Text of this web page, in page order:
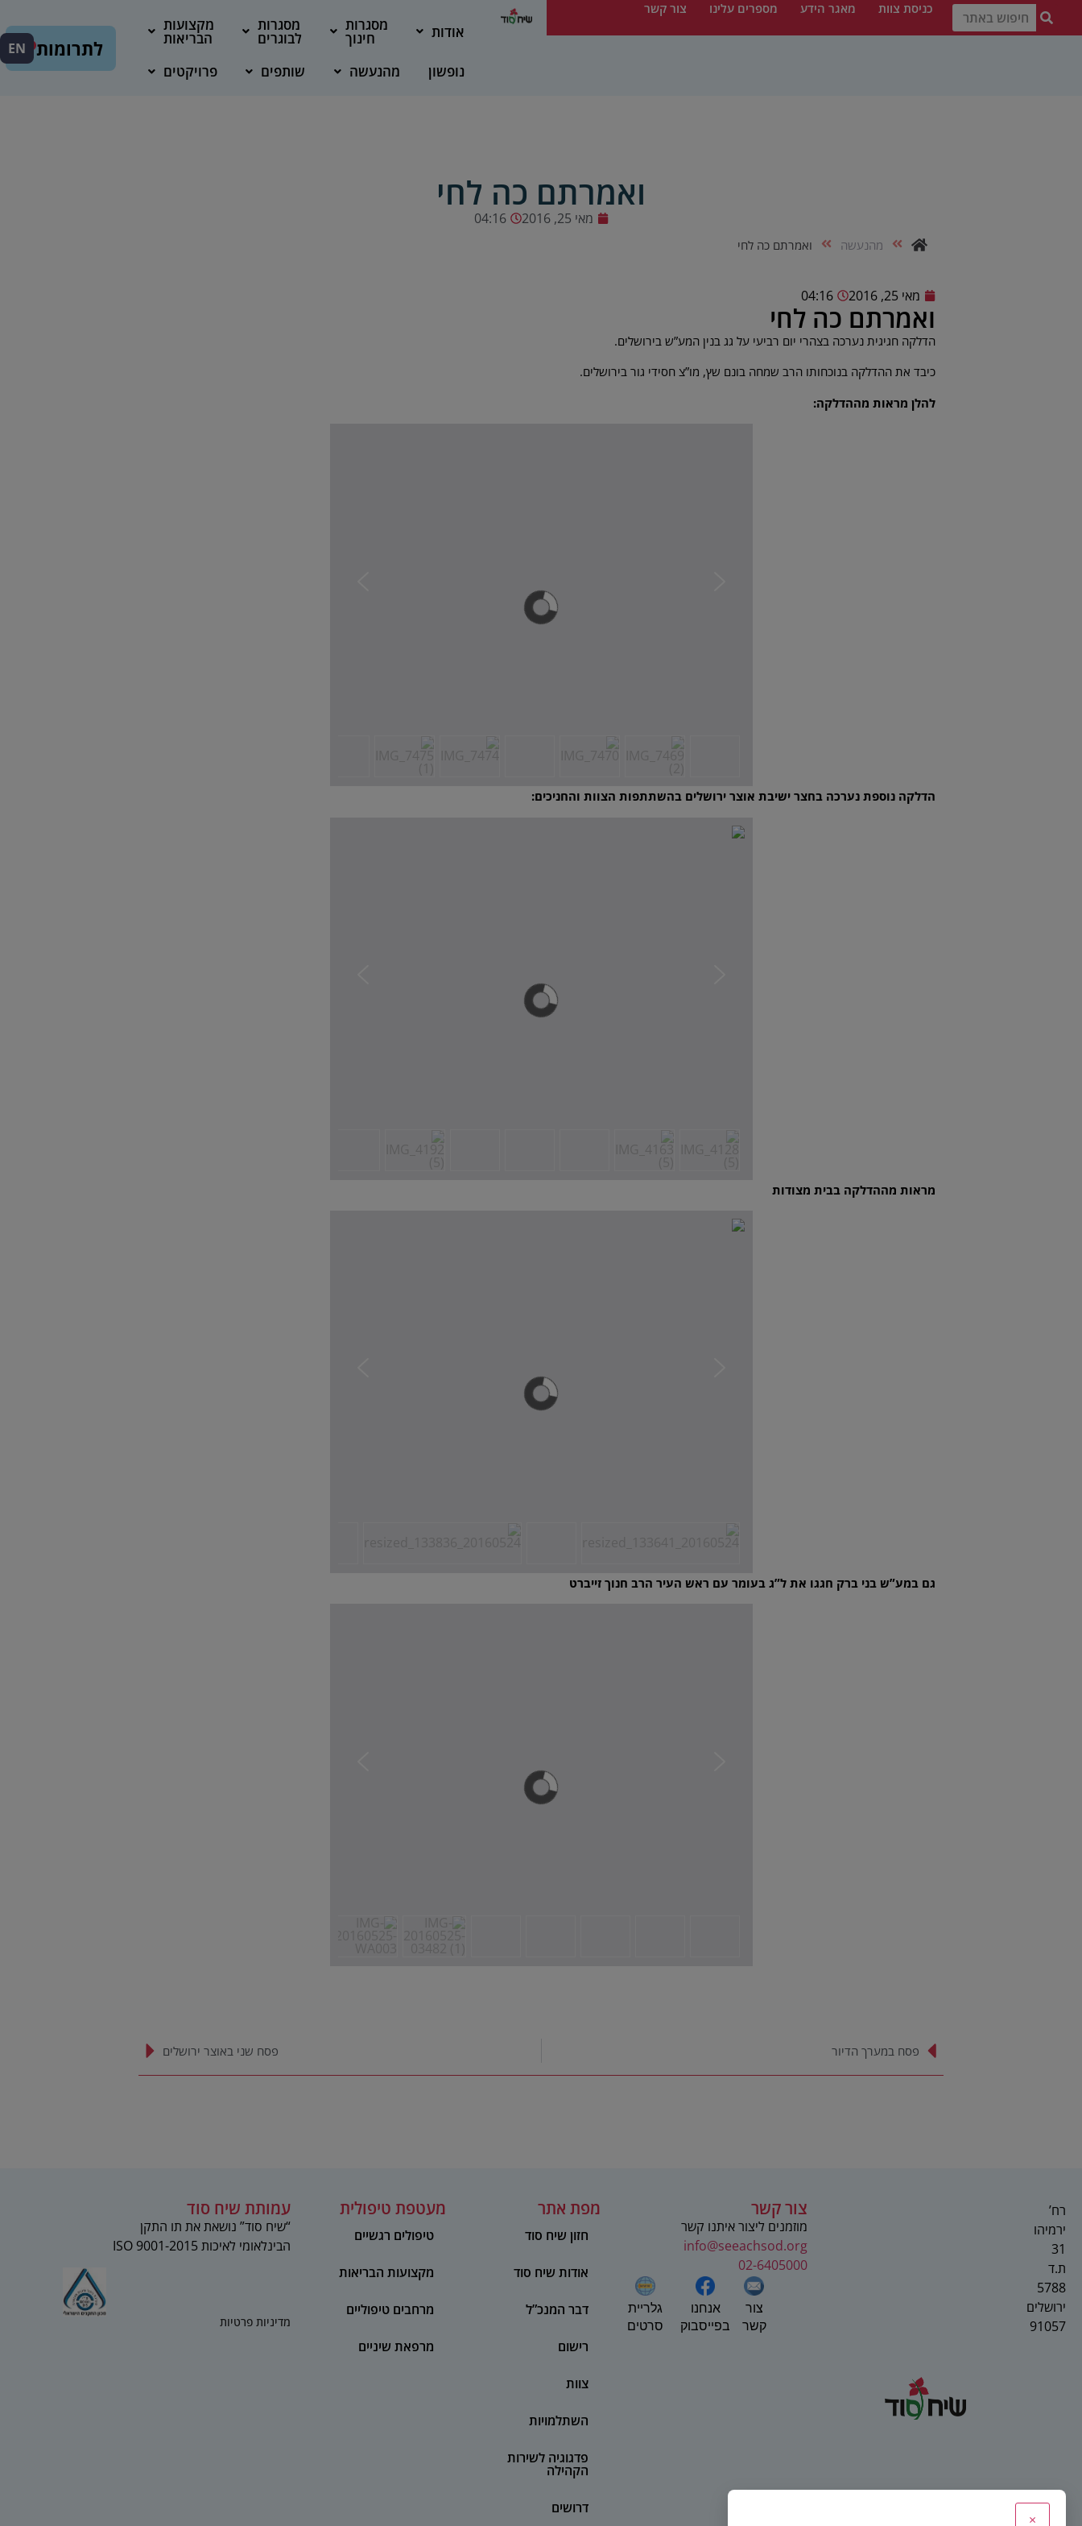
כניסת צוות מאגר הידע מספרים עלינו צור קשר
אודות מסגרות
חינוך
מסגרות
לבוגרים
מקצועות
הבריאות
נופשון
מהנעשה שותפים פרויקטים
לתרומות EN
ואמרתם כה לחי
מאי 25, 2016 04:16
מהנעשה ואמרתם כה לחי
מאי 25, 2016 04:16
ואמרתם כה לחי
הדלקה חגיגית נערכה בצהרי יום רביעי על גג בנין המע”ש בירושלים.
כיבד את ההדלקה בנוכחותו הרב שמחה בונם שץ, מו”צ חסידי גור בירושלים.
להלן מראות מההדלקה:
הדלקה נוספת נערכה בחצר ישיבת אוצר ירושלים בהשתתפות הצוות והחניכים:
מראות מההדלקה בבית מצודות
גם במע”ש בני ברק חגגו את ל”ג בעומר עם ראש העיר הרב חנוך זייברט
פסח במערך הדיור פסח שני באוצר ירושלים
רח’
ירמיהו
31
ת.ד
5788
ירושלים
91057
צור קשר
מוזמנים ליצור איתנו קשר
info@seeachsod.org
02-6405000
גלריית
סרטים
אנחנו
בפייסבוק
צור
קשר
מפת אתר
חזון שיח סוד
אודות שיח סוד
דבר המנכ”ל
רישום
צוות
השתלמויות
פדגוגיה לשירות
הקהילה
דרושים
מעטפת טיפולית
טיפולים רגשיים
מקצועות הבריאות
מרחבים טיפוליים
מרפאת שיניים
עמותת שיח סוד
“שיח סוד” נושאת את תו התקן
הבינלאומי לאיכות 2015-ISO 9001
מדיניות פרטיות
×